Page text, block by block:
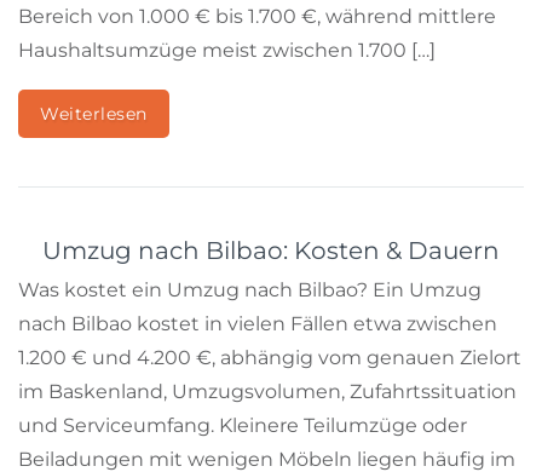
Bereich von 1.000 € bis 1.700 €, während mittlere
Haushaltsumzüge meist zwischen 1.700 […]
Weiterlesen
Umzug nach Bilbao: Kosten & Dauern
Was kostet ein Umzug nach Bilbao? Ein Umzug
nach Bilbao kostet in vielen Fällen etwa zwischen
1.200 € und 4.200 €, abhängig vom genauen Zielort
im Baskenland, Umzugsvolumen, Zufahrtssituation
und Serviceumfang. Kleinere Teilumzüge oder
Beiladungen mit wenigen Möbeln liegen häufig im